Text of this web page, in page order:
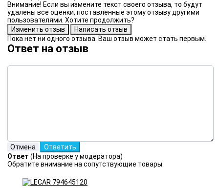
Внимание! Если вы измените текст своего отзыва, то будут
удалены все оценки, поставленные этому отзыву другими
пользователями. Хотите продолжить?
Пока нет ни одного отзыва. Ваш отзыв может стать первым.
Ответ на отзыв
Ответ (На проверке у модератора)
Обратите внимание на сопутствующие товары: